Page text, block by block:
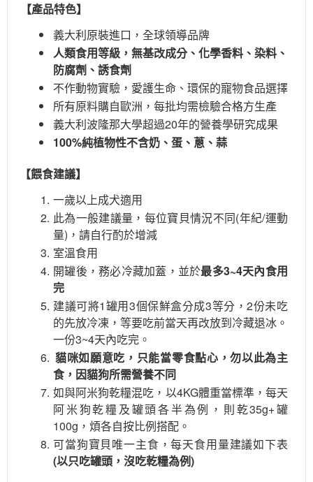
【產品特色】
義大利原裝進口，全球領導品牌
人類食用等級，無基改成分、化學香料、染料、
防腐劑、誘食劑
不作動物實驗，愛護生命、環保的寵物食品選擇
所有原料購自歐洲，每批均需檢驗合格方生產
義大利波隆那大學超過20年的營養學研究成果
100%純植物性不含奶、蛋、蔥、蒜
【餵食建議】
一歲以上成犬適用
此為一般建議量，每位寶貝情況不同(年紀/運動
量)，請自行酌於增減
室溫食用
開罐後，務必冷藏加蓋，並於最多3~4天內食用
完
建議可將1罐用3個保鮮盒分成3等分，2份未吃
的先放冷凍，等要吃前當天再改放到冷藏退冰。
一份3~4天內吃完。
貓咪如願意吃，只能當零食點心，勿以此為主
食，因貓狗所需營養不同
如與阿米狗乾糧混吃，以4KG體重當標準，每天
阿米狗乾糧及罐頭各半為例，則乾35g+罐
100g，煩各自按比例搭配。
可當狗寶貝唯一主食，每天食用量建議如下表
(以只吃罐頭，沒吃乾糧為例)